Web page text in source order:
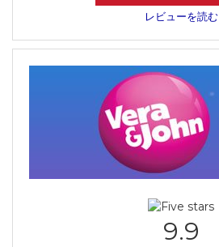
レビューを読む
9.9